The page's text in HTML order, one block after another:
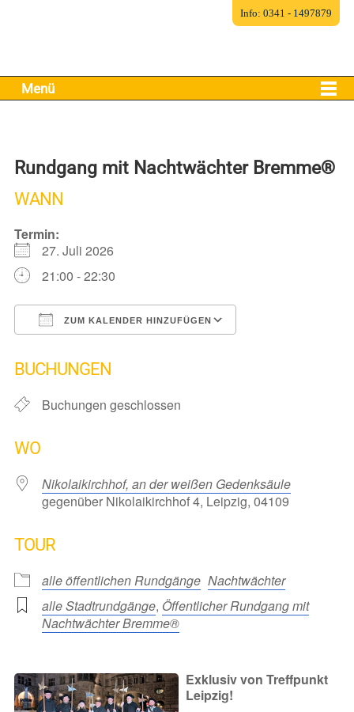
Menü
Rundgang mit Nachtwächter Bremme®
WANN
Termin:
27. Juli 2026
21:00 - 22:30
ZUM KALENDER HINZUFÜGEN
BUCHUNGEN
Buchungen geschlossen
WO
Nikolaikirchhof, an der weißen Gedenksäule
gegenüber Nikolaikirchhof 4, Leipzig, 04109
TOUR
alle öffentlichen Rundgänge Nachtwächter
alle Stadtrundgänge, Öffentlicher Rundgang mit
Nachtwächter Bremme®
Exklusiv von Treffpunkt
Leipzig!
Info: 0341 - 1497879